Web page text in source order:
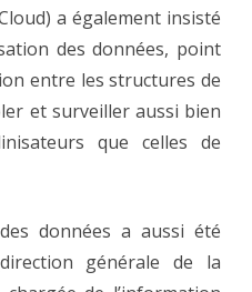
a également insisté
des données, point
entre les structures de
et surveiller aussi bien
que celles de
données a aussi été
générale de la